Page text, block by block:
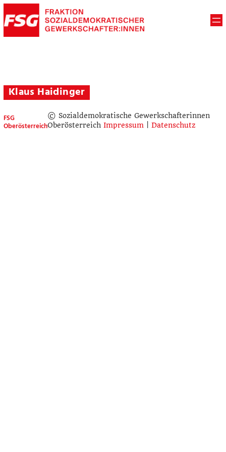
Klaus Haidinger
FSG
Oberösterreich
© Sozialdemokratische Gewerkschafterinnen
Oberösterreich Impressum| Datenschutz